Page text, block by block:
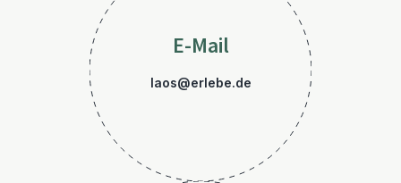
E-Mail
laos@erlebe.de